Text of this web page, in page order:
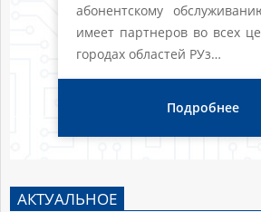
абонентскому
имеет партнеров во всех
городах областей РУз…
Подробнее
АКТУАЛЬНОЕ